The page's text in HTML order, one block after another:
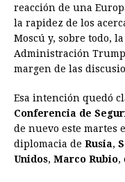
reacción de una
la rapidez de los
Moscú y, sobre todo,
Administración
margen de las
Esa intención quedó
Conferencia de
de nuevo este martes
diplomacia de Rusia,
Unidos, Marco Rubio,